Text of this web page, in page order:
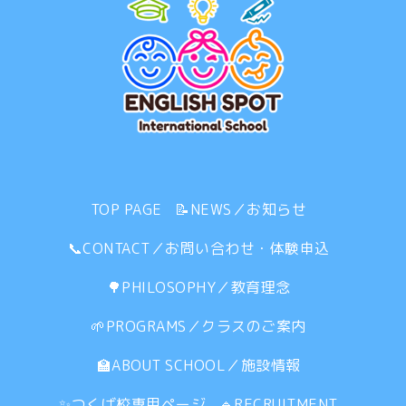
TOP PAGE
📝NEWS／お知らせ
📞CONTACT／お問い合わせ・体験申込
🌳PHILOSOPHY／教育理念
🌱PROGRAMS／クラスのご案内
🏫ABOUT SCHOOL／施設情報